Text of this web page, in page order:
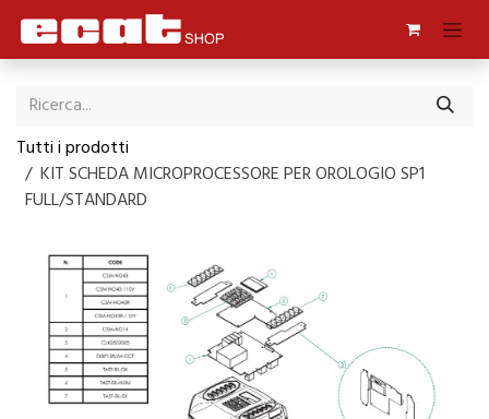
Passa al contenuto
Tutti i prodotti
KIT SCHEDA MICROPROCESSORE PER OROLOGIO SP1
FULL/STANDARD